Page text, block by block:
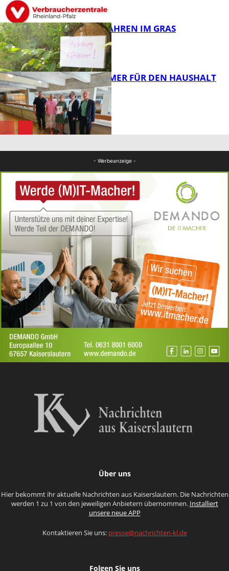
FB News
FB News
Panorama
GIFTIGE GEFAHREN IM GRAS
40 JAHRE IMMER FÜR DEN HAUSHALT
DA
- Werbeanzeige -
Über uns
Hier bekommt ihr aktuelle Nachrichten aus Kaiserslautern. Die Nachrichten
werden 1 zu 1 von den jeweiligen Anbietern übernommen. Installiert
unsere neue APP
Kontaktieren Sie uns: presse@nachrichten-kl.de
Folgen Sie uns